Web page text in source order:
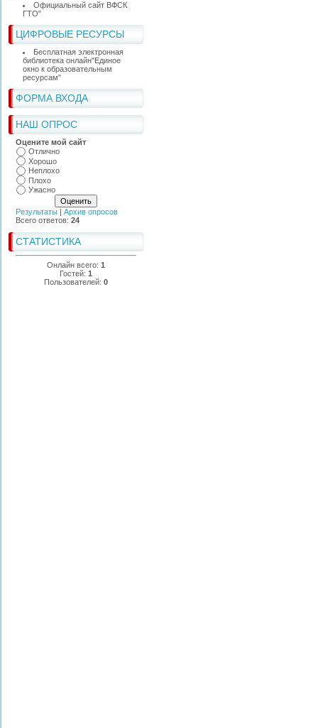
Официальный сайт ВФСК
ГТО"
ЦИФРОВЫЕ РЕСУРСЫ
Бесплатная электронная
библиотека онлайн"Единое
окно к образовательным
ресурсам"
ФОРМА ВХОДА
НАШ ОПРОС
Оцените мой сайт
Отлично
Хорошо
Неплохо
Плохо
Ужасно
Результаты | Архив опросов
Всего ответов: 24
СТАТИСТИКА
Онлайн всего: 1
Гостей: 1
Пользователей: 0